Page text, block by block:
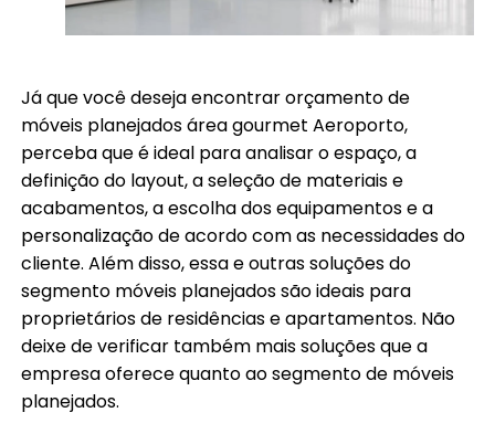
Já que você deseja encontrar orçamento de
móveis planejados área gourmet Aeroporto,
perceba que é ideal para analisar o espaço, a
definição do layout, a seleção de materiais e
acabamentos, a escolha dos equipamentos e a
personalização de acordo com as necessidades do
cliente. Além disso, essa e outras soluções do
segmento móveis planejados são ideais para
proprietários de residências e apartamentos. Não
deixe de verificar também mais soluções que a
empresa oferece quanto ao segmento de móveis
planejados.